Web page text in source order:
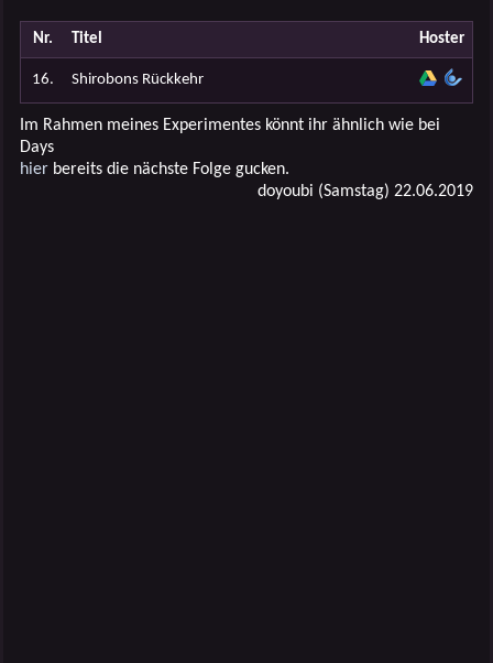
Nr. Titel Hoster
16. Shirobons Rückkehr
Im Rahmen meines Experimentes könnt ihr ähnlich wie bei
Days
hier bereits die nächste Folge gucken.
doyoubi (Samstag) 22.06.2019